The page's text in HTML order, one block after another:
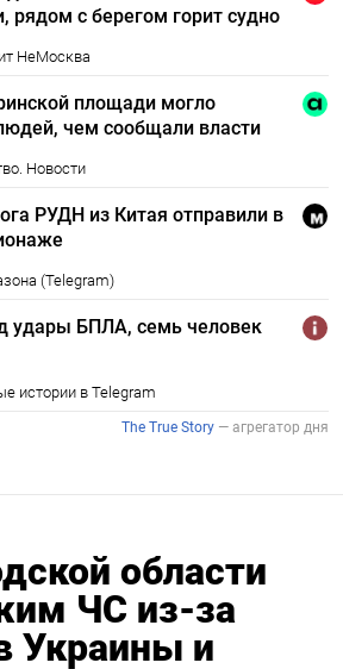
области
ЧС из-за
Украины и